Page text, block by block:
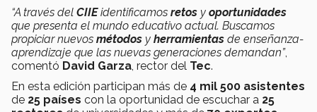
“A través del CIIEidentificamos retos y oportunidades
que presenta el mundo educativo actual. Buscamos
propiciar nuevos métodos y herramientas de enseñanza-
aprendizaje que las nuevas generaciones demandan”,
comentó David Garza, rector del Tec.
En esta edición participan más de 4 mil 500 asistentes
de 25 países con la oportunidad de escuchar a 25